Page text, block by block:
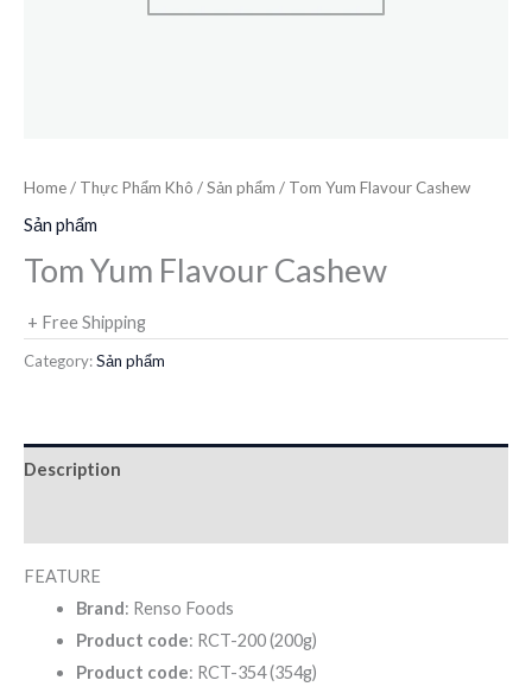
Home/ Thực Phẩm Khô /Sản phẩm / Tom Yum Flavour Cashew
Sản phẩm
Tom Yum Flavour Cashew
+ Free Shipping
Category:Sản phẩm
Description
FEATURE
Brand: Renso Foods
Product code: RCT-200 (200g)
Product code: RCT-354 (354g)